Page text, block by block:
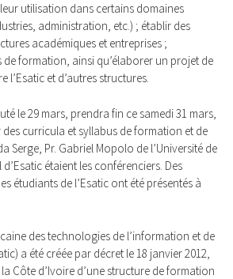
utilisation dans certains domaines
administration, etc.) ; établir des
académiques et entreprises ;
de formation, ainsi qu’élaborer un projet de
et d’autres structures.
le 29 mars, prendra fin ce samedi 31 mars,
curricula et syllabus de formation et de
Serge, Pr. Gabriel Mopolo de l’Université de
étaient les conférenciers. Des
étudiants de l’Esatic ont été présentés à
des technologies de l’information et de
a été créée par décret le 18 janvier 2012,
Côte d’Ivoire d’une structure de formation